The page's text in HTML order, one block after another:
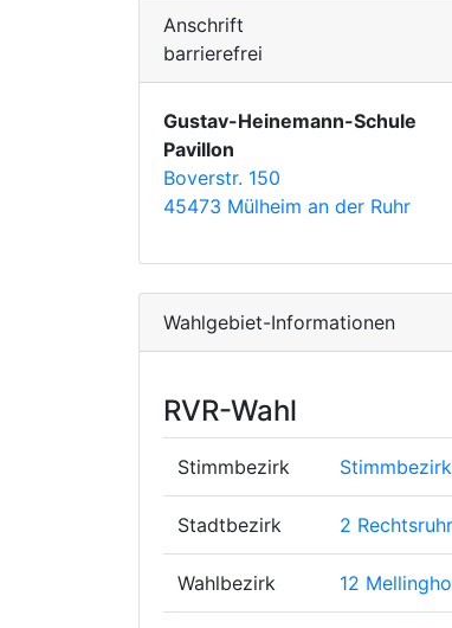
Anschrift
barrierefrei
Gustav-Heinemann-Schule
Pavillon
Boverstr. 150
45473 Mülheim an der Ruhr
Wahlgebiet-Informationen
RVR-Wahl
Stimmbezirk Stimmbezirk
Stadtbezirk 2
Wahlbezirk 12